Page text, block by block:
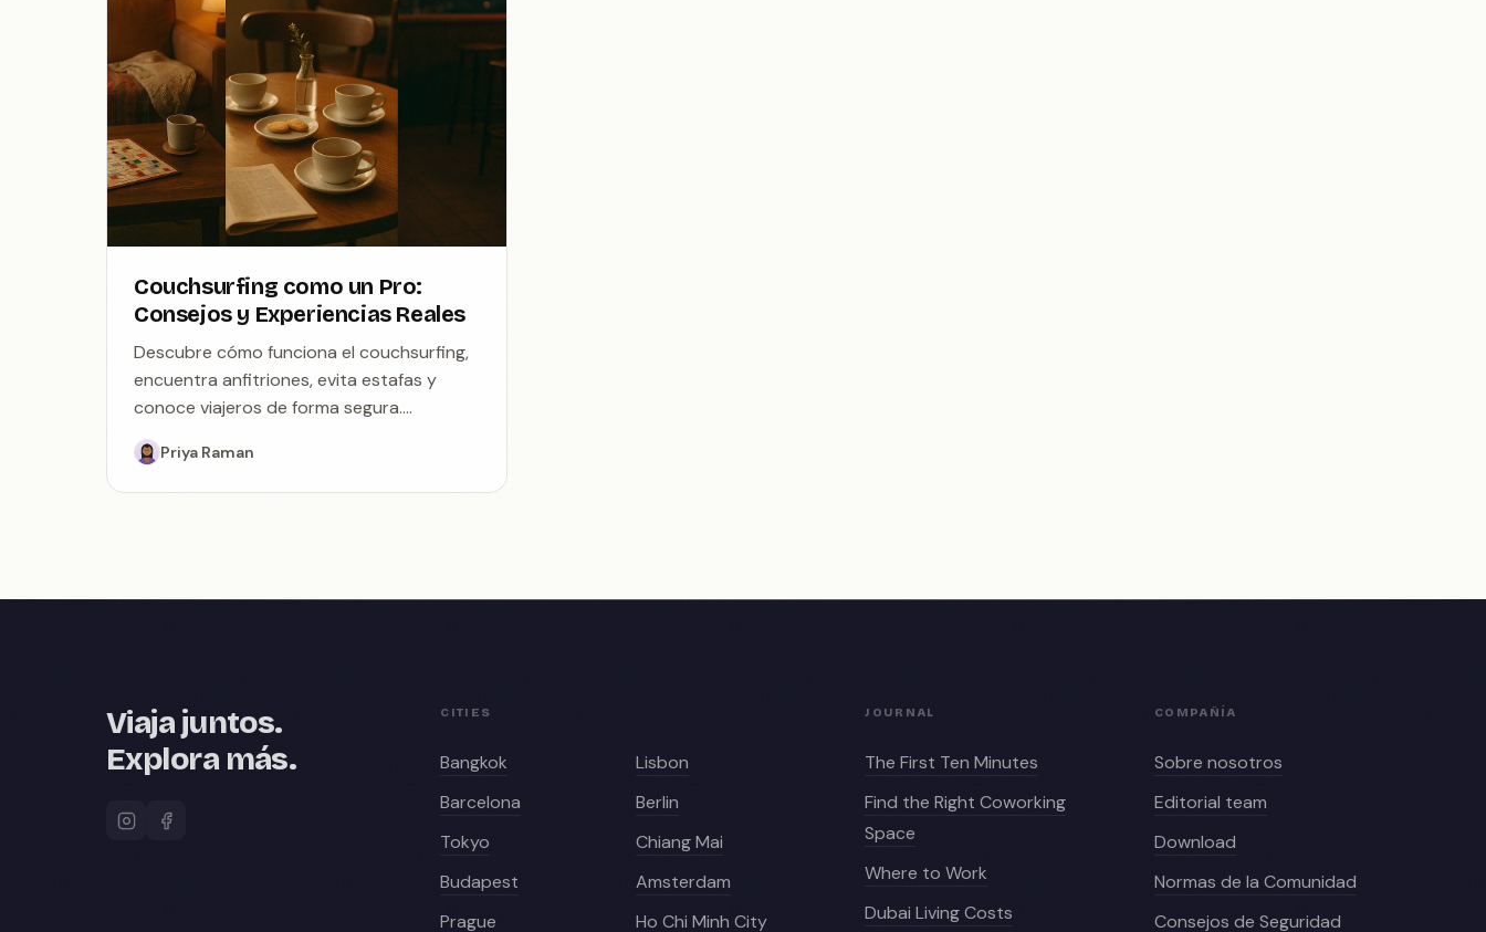
Couchsurfing como un Pro:
Consejos y Experiencias Reales
Descubre cómo funciona el couchsurfing,
encuentra anfitriones, evita estafas y
conoce viajeros de forma segura.
Consejos prácticos, destinos
recomendados y plantillas, además de
encuentros Nomax.
Priya Raman
Viaja juntos.
Explora más.
CITIES
Bangkok
Lisbon
Barcelona
Berlin
Tokyo
Chiang Mai
Budapest
Amsterdam
Prague
Ho Chi Minh City
JOURNAL
The First Ten Minutes
Find the Right Coworking
Space
Where to Work
Dubai Living Costs
COMPAÑÍA
Sobre nosotros
Editorial team
Download
Normas de la Comunidad
Consejos de Seguridad